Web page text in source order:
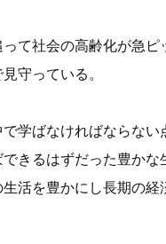
て社会の高齢化が急
守っている。
学ばなければならな
きるはずだった豊か
活を豊かにし長期の